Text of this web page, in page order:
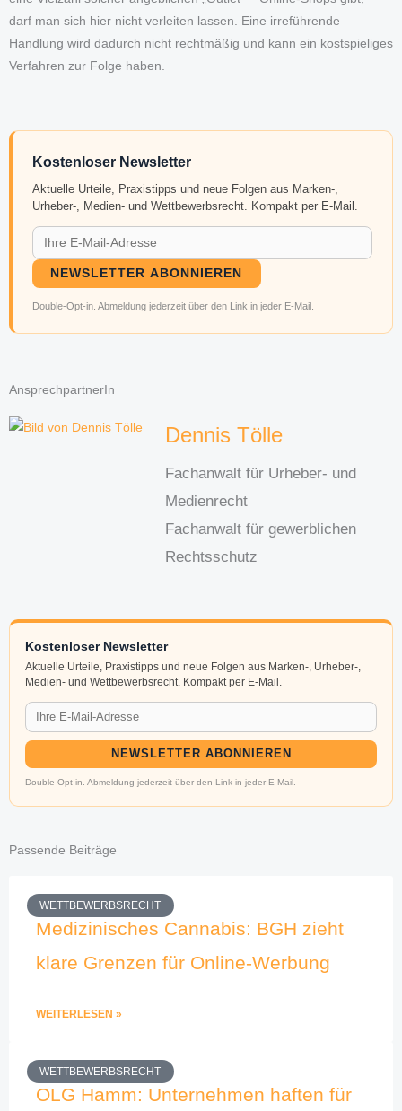
darf man sich hier nicht verleiten lassen. Eine irreführende
Handlung wird dadurch nicht rechtmäßig und kann ein kostspieliges
Verfahren zur Folge haben.
Kostenloser Newsletter
Aktuelle Urteile, Praxistipps und neue Folgen aus Marken-,
Urheber-, Medien- und Wettbewerbsrecht. Kompakt per E-Mail.
NEWSLETTER ABONNIEREN
Double-Opt-in. Abmeldung jederzeit über den Link in jeder E-Mail.
AnsprechpartnerIn
Dennis Tölle
Fachanwalt für Urheber- und
Medienrecht
Fachanwalt für gewerblichen
Rechtsschutz
Kostenloser Newsletter
Aktuelle Urteile, Praxistipps und neue Folgen aus Marken-, Urheber-,
Medien- und Wettbewerbsrecht. Kompakt per E-Mail.
NEWSLETTER ABONNIEREN
Double-Opt-in. Abmeldung jederzeit über den Link in jeder E-Mail.
Passende Beiträge
WETTBEWERBSRECHT
Medizinisches Cannabis: BGH zieht
klare Grenzen für Online-Werbung
WEITERLESEN »
WETTBEWERBSRECHT
OLG Hamm: Unternehmen haften für